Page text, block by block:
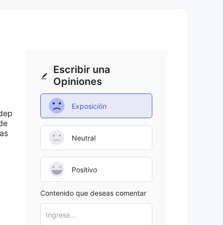
Escribir una
Opiniones
Exposición
Neutral
Positivo
Contenido que deseas comentar
Ingrese...